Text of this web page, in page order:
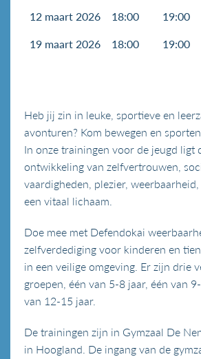
12 maart 2026 18:00 19:00
19 maart 2026 18:00 19:00
Heb jij zin in leuke, sportieve en
avonturen? Kom bewegen en
In onze trainingen voor de jeugd ligt
ontwikkeling van zelfvertrouwen,
vaardigheden, plezier,
een vitaal lichaam.
Doe mee met Defendokai
zelfverdediging voor kinderen en
in een veilige omgeving. Er zijn drie
groepen, één van 5-8 jaar, één van
van 12-15 jaar.
De trainingen zijn in Gymzaal De
in Hoogland. De ingang van de